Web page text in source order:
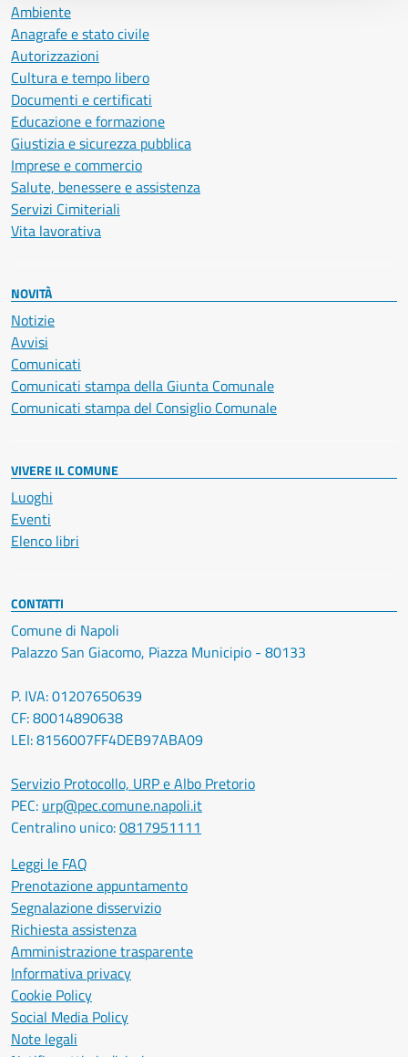
Ambiente
Anagrafe e stato civile
Autorizzazioni
Cultura e tempo libero
Documenti e certificati
Educazione e formazione
Giustizia e sicurezza pubblica
Imprese e commercio
Salute, benessere e assistenza
Servizi Cimiteriali
Vita lavorativa
NOVITÀ
Notizie
Avvisi
Comunicati
Comunicati stampa della Giunta Comunale
Comunicati stampa del Consiglio Comunale
VIVERE IL COMUNE
Luoghi
Eventi
Elenco libri
CONTATTI
Comune di Napoli
Palazzo San Giacomo, Piazza Municipio - 80133
P. IVA: 01207650639
CF: 80014890638
LEI: 8156007FF4DEB97ABA09
Servizio Protocollo, URP e Albo Pretorio
PEC: urp@pec.comune.napoli.it
Centralino unico:0817951111
Leggi le FAQ
Prenotazione appuntamento
Segnalazione disservizio
Richiesta assistenza
Amministrazione trasparente
Informativa privacy
Cookie Policy
Social Media Policy
Note legali